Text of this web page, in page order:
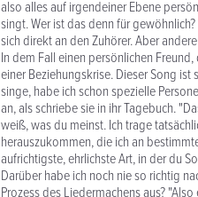
also alles auf irgendeiner Ebene
singt. Wer ist das denn für
sich direkt an den Zuhörer. Aber
In dem Fall einen persönlichen
einer Beziehungskrise. Dieser Song
singe, habe ich schon spezielle
an, als schriebe sie in ihr Tagebuch.
weiß, was du meinst. Ich trage
herauszukommen, die ich an
aufrichtigste, ehrlichste Art, in der du
Darüber habe ich noch nie so richtig
Prozess des Liedermachens aus?